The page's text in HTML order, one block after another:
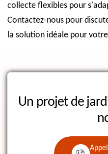
collecte flexibles pour
Contactez-nous pour
la solution idéale pour
Un projet de